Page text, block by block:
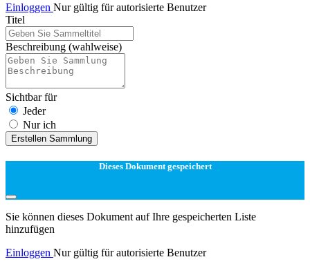
Einloggen Nur gültig für autorisierte Benutzer
Titel
Beschreibung (wahlweise)
Sichtbar für
Jeder
Nur ich
Erstellen Sammlung
Dieses Dokument gespeichert
Sie können dieses Dokument auf Ihre gespeicherten Liste
hinzufügen
Einloggen Nur gültig für autorisierte Benutzer